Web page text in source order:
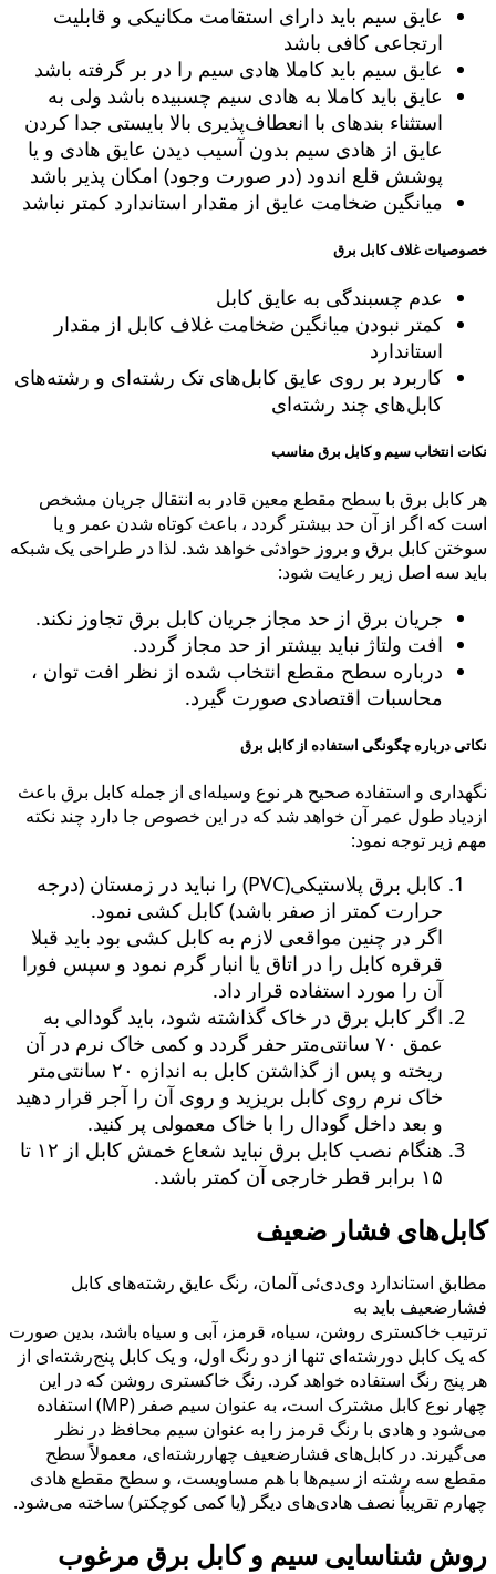
عایق سیم باید دارای استقامت مکانیکی و قابلیت
ارتجاعی کافی باشد
عایق سیم باید کاملا هادی سیم را در بر گرفته باشد
عایق باید کاملا به هادی سیم چسبیده باشد ولی به
استثناء بندهای با انعطاف‌پذیری بالا بایستی جدا کردن
عایق از هادی سیم بدون آسیب دیدن عایق هادی و یا
پوشش قلع اندود (در صورت وجود) امکان پذیر باشد
میانگین ضخامت عایق از مقدار استاندارد کمتر نباشد
خصوصیات غلاف کابل برق
عدم چسبندگی به عایق کابل
کمتر نبودن میانگین ضخامت غلاف کابل از مقدار
استاندارد
کاربرد بر روی عایق کابل‌های تک رشته‌ای و رشته‌های
کابل‌های چند رشته‌ای
نکات انتخاب سیم و کابل برق مناسب
هر کابل برق با سطح مقطع معین قادر به انتقال جریان مشخص
است که اگر از آن حد بیشتر گردد ، باعث کوتاه شدن عمر و یا
سوختن کابل برق و بروز حوادثی خواهد شد. لذا در طراحی یک شبکه
باید سه اصل زیر رعایت شود:
جریان برق از حد مجاز جریان کابل برق تجاوز نکند.
افت ولتاژ نباید بیشتر از حد مجاز گردد.
درباره سطح مقطع انتخاب شده از نظر افت توان ،
محاسبات اقتصادی صورت گیرد.
نکاتی درباره چگونگی استفاده از کابل برق
نگهداری و استفاده صحیح هر نوع وسیله‌ای از جمله کابل برق باعث
ازدیاد طول عمر آن خواهد شد که در این خصوص جا دارد چند نکته
مهم زیر توجه نمود:
کابل برق پلاستیکی(PVC) را نباید در زمستان (درجه
حرارت کمتر از صفر باشد) کابل کشی نمود.
اگر در چنین مواقعی لازم به کابل کشی بود باید قبلا
قرقره کابل را در اتاق یا انبار گرم نمود و سپس فورا
آن را مورد استفاده قرار داد.
اگر کابل برق در خاک گذاشته شود، باید گودالی به
عمق ۷۰ سانتی‌متر حفر گردد و کمی خاک نرم در آن
ریخته و پس از گذاشتن کابل به اندازه ۲۰ سانتی‌متر
خاک نرم روی کابل بریزید و روی آن را آجر قرار دهید
و بعد داخل گودال را با خاک معمولی پر کنید.
هنگام نصب کابل برق نباید شعاع خمش کابل از ۱۲ تا
۱۵ برابر قطر خارجی آن کمتر باشد.
کابل‌های فشار ضعیف
مطابق استاندارد وی‌دی‌ئی آلمان، رنگ عایق رشته‌های کابل
فشارضعیف باید به
ترتیب خاکستری روشن، سیاه، قرمز، آبی و سیاه باشد، بدین صورت
که یک کابل دورشته‌ای تنها از دو رنگ اول، و یک کابل پنج‌رشته‌ای از
هر پنج رنگ استفاده خواهد کرد. رنگ خاکستری روشن که در این
چهار نوع کابل مشترک است، به عنوان سیم صفر (MP) استفاده
می‌شود و هادی با رنگ قرمز را به عنوان سیم محافظ در نظر
می‌گیرند. در کابل‌های فشارضعیف چهاررشته‌ای، معمولاً سطح
مقطع سه رشته از سیم‌ها با هم مساویست، و سطح مقطع هادی
چهارم تقریباً نصف هادی‌های دیگر (یا کمی کوچکتر) ساخته می‌شود.
روش شناسایی سیم و کابل برق مرغوب